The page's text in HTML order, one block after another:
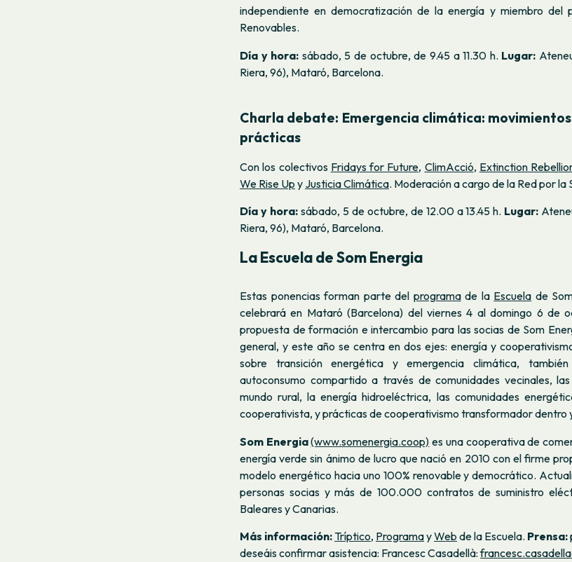
independiente en democratización de la energía y miembro del
Renovables.
Día y hora: sábado, 5 de octubre, de 9.45 a 11.30 h. Lugar:
Riera, 96), Mataró, Barcelona.
Charla debate: Emergencia climática:
prácticas
Con los colectivos Fridays for Future, ClimAcció, Extinction
We Rise Up y Justicia Climática. Moderación a cargo de la Red por la
Día y hora: sábado, 5 de octubre, de 12.00 a 13.45 h. Lugar:
Riera, 96), Mataró, Barcelona.
La Escuela de Som Energia
Estas ponencias forman parte del programade la Escuela de
celebrará en Mataró (Barcelona) del viernes 4 al domingo 6 de
propuesta de formación e intercambio para las socias de Som
general, y este año se centra en dos ejes: energía y
sobre transición energética y emergencia climática,
autoconsumo compartido a través de comunidades vecinales,
mundo rural, la energía hidroeléctrica, las comunidades
cooperativista, y prácticas de cooperativismo transformador dentro
Som Energia(www.somenergia.coop) es una cooperativa de
energía verde sin ánimo de lucro que nació en 2010 con el firme
modelo energético hacia uno 100% renovable y democrático.
personas socias y más de 100.000 contratos de suministro
Baleares y Canarias.
Más información: Tríptico, ProgramayWeb de la Escuela. Prensa:
deseáis confirmar asistencia: Francesc Casadellà: